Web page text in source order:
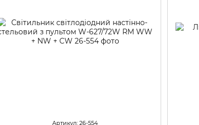
Артикул: 26-554